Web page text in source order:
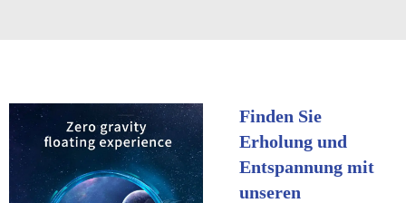
Finden Sie
Erholung und
Entspannung mit
unseren